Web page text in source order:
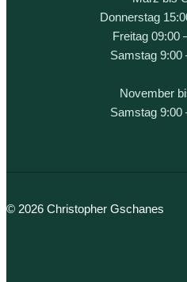
Donnerstag
Freitag 09:00
Samstag 9:00
November
Samstag 9:00
© 2026 Christopher Gschanes